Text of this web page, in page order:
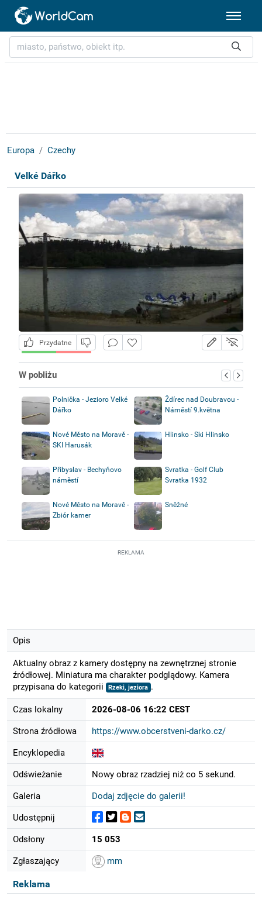
Europa Czechy
Velké Dářko
Przydatne
W pobliżu
Polnička - Jezioro Velké
Dářko
Ždírec nad Doubravou -
Náměstí 9.května
Nové Město na Moravě -
SKI Harusák
Hlinsko - Ski Hlinsko
Přibyslav - Bechyňovo
náměstí
Svratka - Golf Club
Svratka 1932
Nové Město na Moravě -
Zbiór kamer
Sněžné
REKLAMA
Opis
Aktualny obraz z kamery dostępny na zewnętrznej stronie
źródłowej. Miniatura ma charakter podglądowy. Kamera
przypisana do kategorii
Rzeki, jeziora .
Czas lokalny 2026-08-06 16:22 CEST
Strona źródłowa https://www.obcerstveni-darko.cz/
Encyklopedia
Odświeżanie Nowy obraz rzadziej niż co 5 sekund.
Galeria Dodaj zdjęcie do galerii!
Udostępnij
Odsłony 15 053
Zgłaszający mm
Reklama